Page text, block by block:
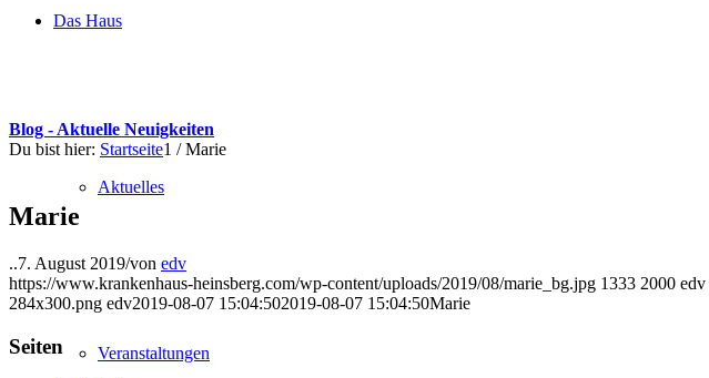
Das Haus
Aktuelles
Veranstaltungen
Blog - Aktuelle Neuigkeiten
Du bist hier: Startseite1 / Marie
Marie
..7. August 2019/von edv
https://www.krankenhaus-heinsberg.com/wp-content/uploads/2019/08/marie_bg.jpg 1333 2000 edv
284x300.png edv2019-08-07 15:04:502019-08-07 15:04:50Marie
Seiten